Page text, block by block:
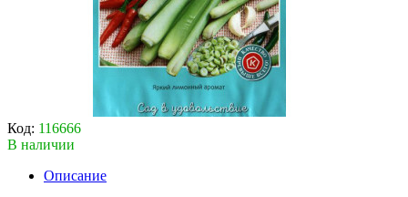
Код: 116666
В наличии
Описание